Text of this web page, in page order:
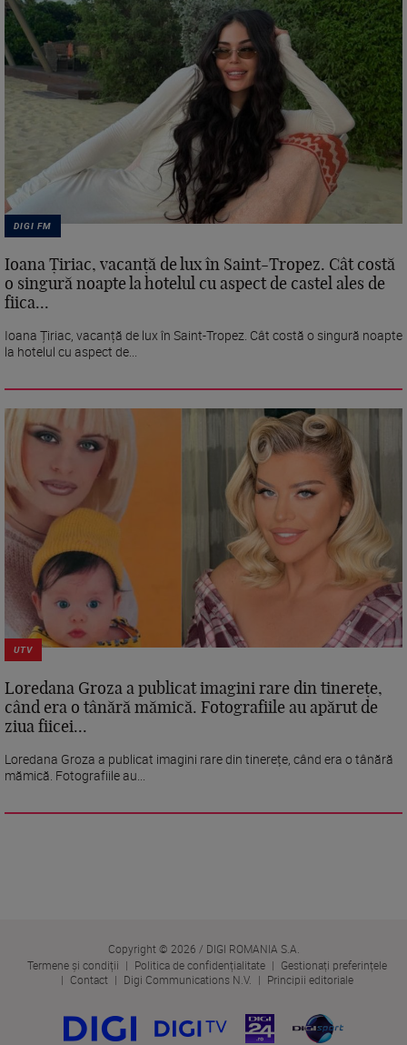
DIGI FM
Ioana Țiriac, vacanță de lux în Saint-Tropez. Cât costă
o singură noapte la hotelul cu aspect de castel ales de
fiica...
Ioana Țiriac, vacanță de lux în Saint-Tropez. Cât costă o singură noapte
la hotelul cu aspect de...
UTV
Loredana Groza a publicat imagini rare din tinerețe,
când era o tânără mămică. Fotografiile au apărut de
ziua fiicei...
Loredana Groza a publicat imagini rare din tinerețe, când era o tânără
mămică. Fotografiile au...
Copyright © 2026 / DIGI ROMANIA S.A.
Termene și condiții
Politica de confidențialitate
Gestionați preferințele
Contact
Digi Communications N.V. Principii editoriale